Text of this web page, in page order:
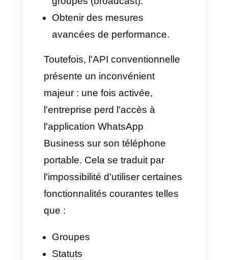
qu'elle permet de connecter
WhatsApp à des plateformes
externes, comme les CRM, les
chatbots, les outils de service
client ou les systèmes de
marketing automatisé.
Avec l'API, il est possible de:
Gérer les messages à partir
Intégrer des chatbots qui